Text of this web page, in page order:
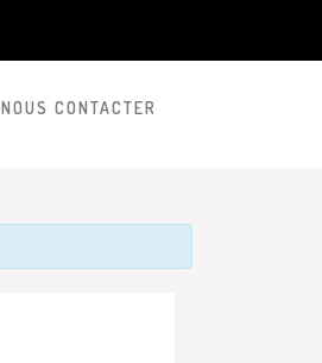
NOUS CONTACTER